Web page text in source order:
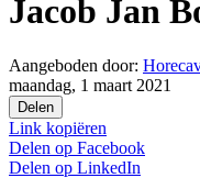
Jacob Jan
Aangeboden door:
maandag, 1 maart 2021
Delen
Link kopiëren
Delen op Facebook
Delen op LinkedIn